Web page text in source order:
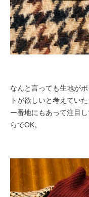
なんと言っても生地が
トが欲しいと考えてい
ー番地にもあって注目
らでOK。